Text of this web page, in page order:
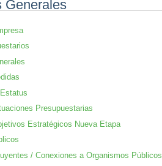
Generales
Presupuestarias
Estratégicos Nueva Etapa
/ Conexiones a Organismos Públicos